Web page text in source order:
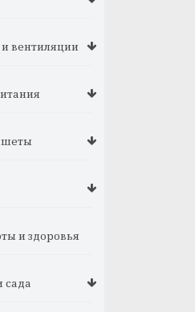
вентиляции
и здоровья
сада